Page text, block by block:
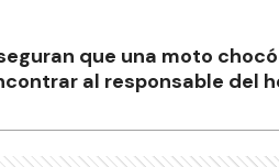
que una moto
al responsable del